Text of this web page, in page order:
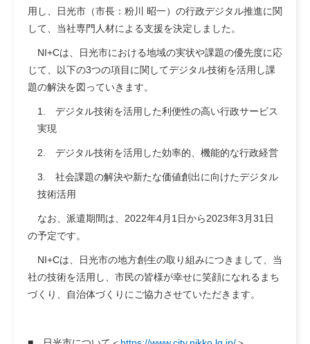
用し、日光市（市長：粉川 昭一）の行政デジタル推進に関
して、当社専門人材による支援を決定しました。
NI+Cは、日光市における地域の実状や課題の優先度に応
じて、以下の3つの項目に関してデジタル技術を活用し課
題の解決を図っていきます。
1. デジタル技術を活用した利便性の高い行政サービス
実現
2. デジタル技術を活用した効率的、機能的な行政経営
3. 社会課題の解決や新たな価値創出に向けたデジタル
技術活用
なお、派遣期間は、2022年4月1日から2023年3月31日
の予定です。
NI+Cは、日光市の地方創生の取り組みにつきまして、当
社の技術を活用し、市民の皆様が幸せに笑顔になれるまち
づくり、自治体づくりにご協力させていただきます。